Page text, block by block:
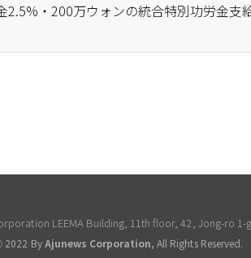
2.5%・200万ウォンの統合特別功労金支
LEEMA Building, 11th floor, 42, Jong-ro 1-
2022 ByAjunews Corporation, All Rights Reserved.